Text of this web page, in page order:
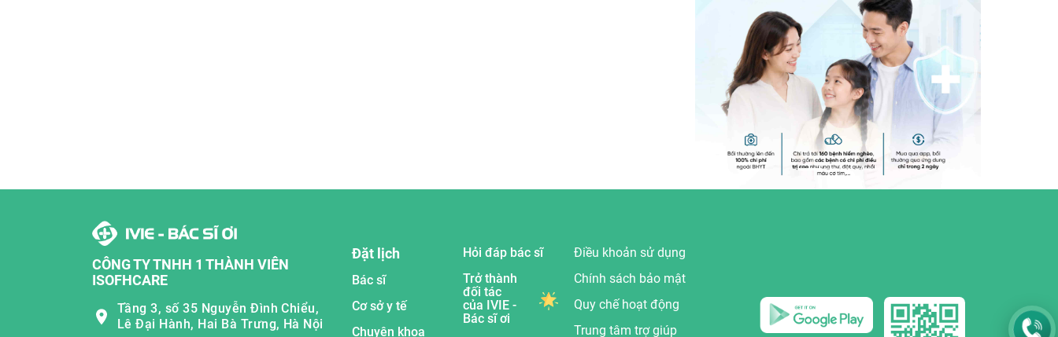
CÔNG TY TNHH 1 THÀNH VIÊN
ISOFHCARE
Tầng 3, số 35 Nguyễn Đình Chiểu,
Lê Đại Hành, Hai Bà Trưng, Hà Nội
Đặt lịch
Bác sĩ
Cơ sở y tế
Chuyên khoa
Hỏi đáp bác sĩ
Trở thành
đối tác
của IVIE -
Bác sĩ ơi
Điều khoản sử dụng
Chính sách bảo mật
Quy chế hoạt động
Trung tâm trợ giúp